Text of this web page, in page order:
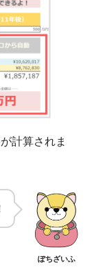
計算されま
ぽちざいふ